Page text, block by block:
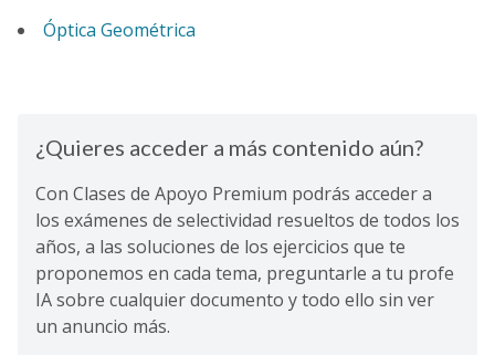
Óptica Geométrica
¿Quieres acceder a más contenido aún?
Con Clases de Apoyo Premium podrás acceder a
los exámenes de selectividad resueltos de todos los
años, a las soluciones de los ejercicios que te
proponemos en cada tema, preguntarle a tu profe
IA sobre cualquier documento y todo ello sin ver
un anuncio más.